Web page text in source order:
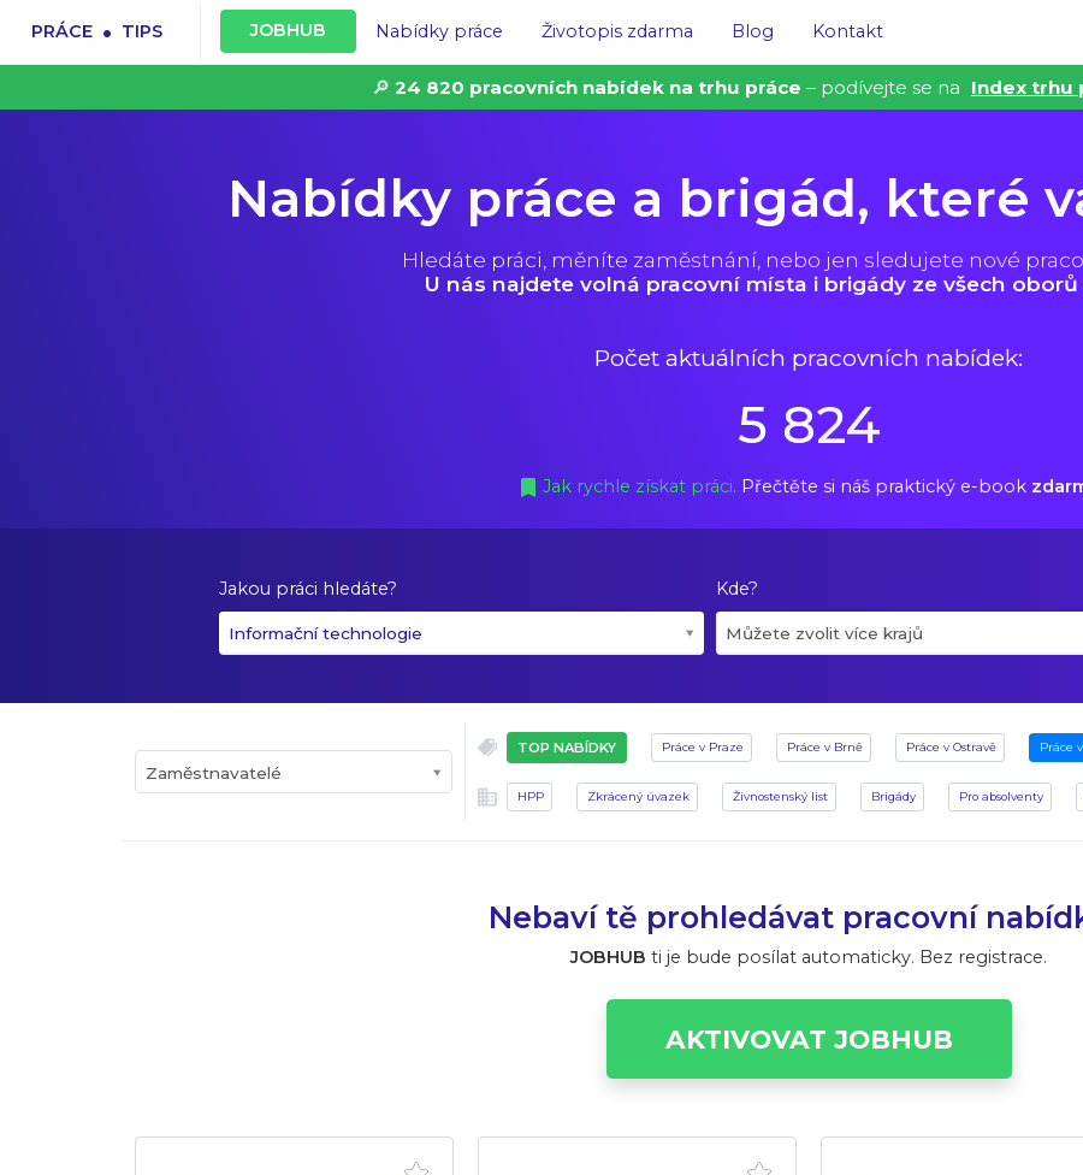
PRÁCE . TIPS JOBHUB Nabídky práce Životopis zdarma Blog Kontakt
🔎 24 820 pracovních nabídek na trhu práce – podívejte se na Index trhu
Nabídky práce a brigád, které
Hledáte práci, měníte zaměstnání, nebo jen sledujete nové
U nás najdete volná pracovní místa i brigády ze všech
Počet aktuálních pracovních nabídek:
5 824
Jak rychle získat práci. Přečtěte si náš praktický e-book
Jakou práci hledáte?
Informační technologie
Kde?
Můžete zvolit více krajů
Zaměstnavatelé
TOP NABÍDKY Práce v Praze Práce v Brně Práce v Ostravě Práce
HPP Zkrácený úvazek Živnostenský list Brigády Pro absolventy
Nebaví tě prohledávat pracovní
JOBHUB ti je bude posílat automaticky. Bez registrace.
AKTIVOVAT JOBHUB